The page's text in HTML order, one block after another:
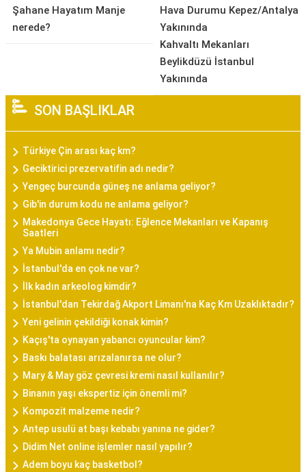
Şahane Hayatım Manje
nerede?
Hava Durumu Kepez/Antalya
Yakınında
Kahvaltı Mekanları
Beylikdüzü İstanbul
Yakınında
SON BAŞLIKLAR
Türkiye Çin arası kaç km?
Geciktirici prezervatifin adı nedir?
Yengeç burcunda güneş ne anlama geliyor?
Gib'in durum kodu ne anlama geliyor?
Makedonya Gece Hayatı: Eğlence Mekanları ve Kapanış
Saatleri
Ya Mubin anlamı nedir?
İstanbul'da en çok ne var?
İlk kadın arkeolog kimdir?
İstanbul'dan Tekirdağ Akport Limanı'na Kaç Km Uzaklıktadır?
Yeni gelinin çekildiği konak kimin?
Kaçış'ta oynayan yabancı oyuncular kim?
Baskı balatası arızalanırsa ne olur?
Mary & May göz çevresi kremi nasıl kullanılır?
Binanın yaşı ekspertiz için önemli mi?
Kompozit malzeme nedir?
Antep usulü at başı kebabı yanına ne gider?
Didim Net online işlemler nasıl yapılır?
Adem boyu kaç basketbol?